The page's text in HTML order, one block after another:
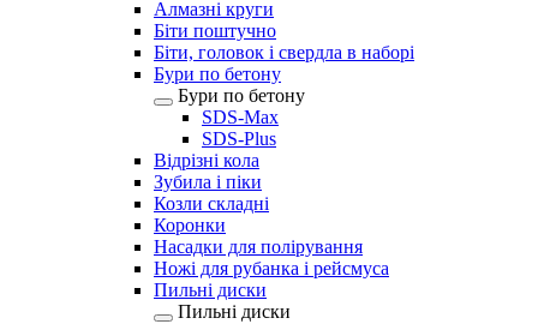
Алмазні круги
Біти поштучно
Біти, головок і свердла в наборі
Бури по бетону
Бури по бетону
SDS-Max
SDS-Plus
Відрізні кола
Зубила і піки
Козли складні
Коронки
Насадки для полірування
Ножі для рубанка і рейсмуса
Пильні диски
Пильні диски